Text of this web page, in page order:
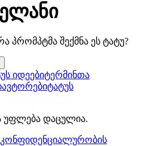
პრომპტმა შექმნა ეს ტატუ?
იდეებიტერმინთა
ავტორებიტატუს
უფლება დაცულია.
კონფიდენციალურობის